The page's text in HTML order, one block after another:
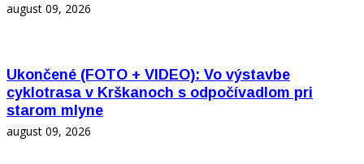
august 09, 2026
Ukončené (FOTO + VIDEO): Vo výstavbe
cyklotrasa v Krškanoch s odpočívadlom pri
starom mlyne
august 09, 2026